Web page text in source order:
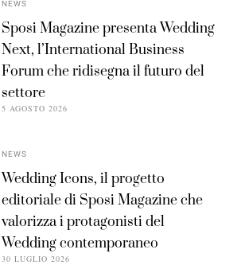
NEWS
Sposi Magazine presenta Wedding
Next, l’International Business
Forum che ridisegna il futuro del
settore
5 AGOSTO 2026
NEWS
Wedding Icons, il progetto
editoriale di Sposi Magazine che
valorizza i protagonisti del
Wedding contemporaneo
30 LUGLIO 2026